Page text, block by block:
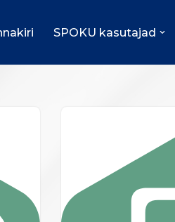
SPOKU kasutajad